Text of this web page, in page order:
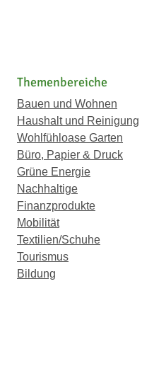
Themenbereiche
Bauen und Wohnen
Haushalt und Reinigung
Wohlfühloase Garten
Büro, Papier & Druck
Grüne Energie
Nachhaltige
Finanzprodukte
Mobilität
Textilien/Schuhe
Tourismus
Bildung